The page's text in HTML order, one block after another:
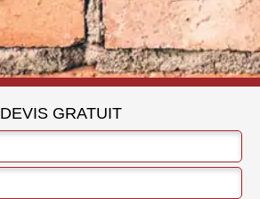
DEVIS GRATUIT